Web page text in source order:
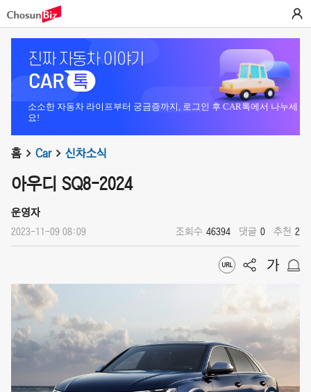
소소한 자동차 라이프부터 궁금증까지, 로그인 후 CAR톡에서 나누세
요!
홈 Car 신차소식
아우디 SQ8-2024
운영자
2023-11-09 08:09 조회수 46394 댓글 0 추천 2